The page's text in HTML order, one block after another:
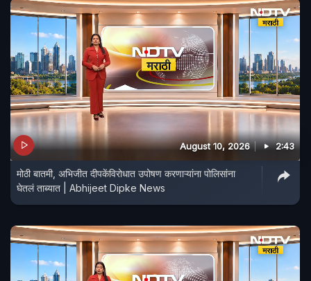
August 10, 2026 2:43
मोठी बातमी, अभिजीत दीपकेंविरोधात उपोषण करणाऱ्यांना पोलिसांना
घेतलं ताब्यात | Abhijeet Dipke News